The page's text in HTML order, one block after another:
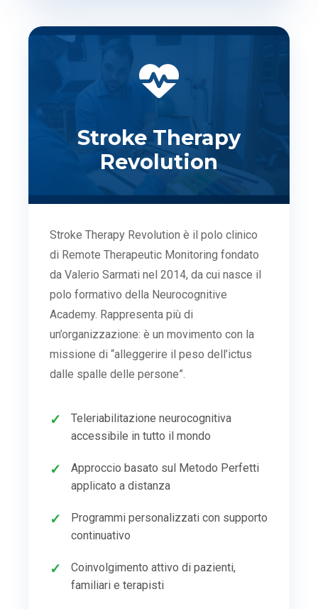
Stroke Therapy
Revolution
Stroke Therapy Revolution è il polo clinico
di Remote Therapeutic Monitoring fondato
da Valerio Sarmati nel 2014, da cui nasce il
polo formativo della Neurocognitive
Academy. Rappresenta più di
un’organizzazione: è un movimento con la
missione di “alleggerire il peso dell’ictus
dalle spalle delle persone”.
Teleriabilitazione neurocognitiva
accessibile in tutto il mondo
Approccio basato sul Metodo Perfetti
applicato a distanza
Programmi personalizzati con supporto
continuativo
Coinvolgimento attivo di pazienti,
familiari e terapisti